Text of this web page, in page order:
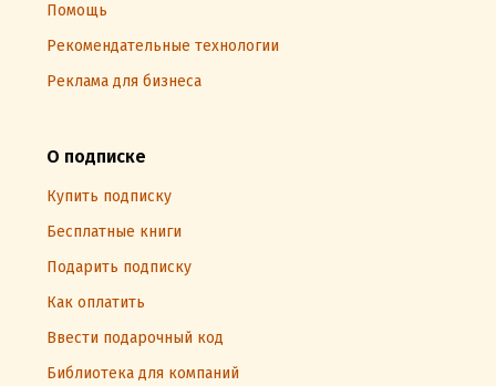
Помощь
Рекомендательные технологии
Реклама для бизнеса
О подписке
Купить подписку
Бесплатные книги
Подарить подписку
Как оплатить
Ввести подарочный код
Библиотека для компаний